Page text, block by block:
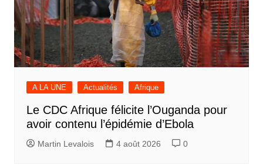
A LA UNE Actualités Afrique
Le CDC Afrique félicite l’Ouganda pour
avoir contenu l’épidémie d’Ebola
Martin Levalois 4 août 2026 0